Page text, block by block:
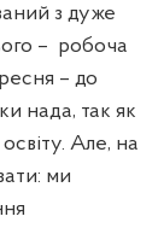
з дуже
– робоча
– до
нада, так як
Але, на
ми